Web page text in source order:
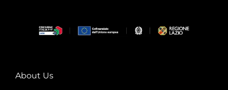
About Us